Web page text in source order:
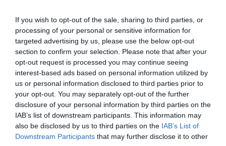
If you wish to opt-out of the sale, sharing to third parties, or
processing of your personal or sensitive information for
targeted advertising by us, please use the below opt-out
section to confirm your selection. Please note that after your
opt-out request is processed you may continue seeing
interest-based ads based on personal information utilized by
us or personal information disclosed to third parties prior to
your opt-out. You may separately opt-out of the further
disclosure of your personal information by third parties on the
IAB’s list of downstream participants. This information may
also be disclosed by us to third parties on the IAB’s List of
Downstream Participants that may further disclose it to other
Aulongcourt a commenté :
4 juin 2013 - 9 h 03
min
Un jugement tranche qui donne a penser que vous
connaissez parfaitement le contenu de cette
directive…
Ce n’est pas mon cas,et je suis certain que de
nombreux autres ici ne la connaissent pas non
Auriez vous l’amabilité de nous la présenter en
quelques lignes,en nous en extrayant les points
essentiels????Nous vous serions gré de cet effort